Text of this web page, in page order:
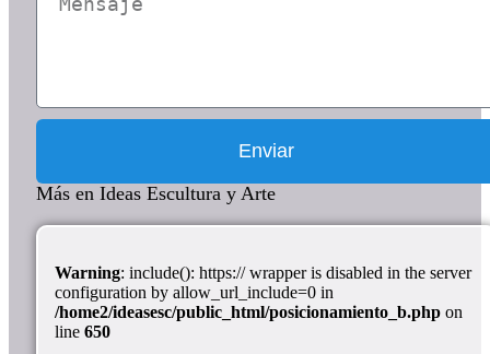
Enviar
Más en Ideas Escultura y Arte
Warning: include(): https:// wrapper is disabled in the server
configuration by allow_url_include=0 in
/home2/ideasesc/public_html/posicionamiento_b.php on
line 650